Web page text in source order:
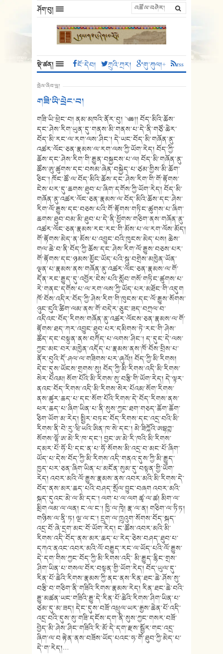
ཤོག་བུ།
སྡེ་ཚན། ངོ་དེབ། ཀྲུའི་ཀྲར། གུ་ཀུལ།+ rss
སྤེལ་ཞིབ་ཕྲ།
གཟི་ཡི་ཕྲེང་བ།
གཟི་ཡི་ཕྲེང་བ། ནམ་མཁའི་ནོར་བུ། ༄༅།། བོད་མིའི་ཆོས་
དང་ཤེས་རིག་ཡུན་དུ་གནས་མི་གནས་པ་དེ་ནི་གཙོ་ཆེར་
བོད་མི་རང་ལ་རག་ལས་ཤིང་། དེ་ཡང་བོད་མི་གཞོན་ནུ་
འཚར་ལོང་ཅན་རྣམས་ལ་རག་ལས་ཀྱི་ཡོག་རེད། བོད་ཀྱི་
ཆོས་དང་ཤེས་རིག་གི་རྒྱུན་བསྐྱངས་པ་ལ། བོད་མི་གཞོན་ནུ་
ཚོས་ཨུ་ཚུགས་དང་བསམ་ཞེན་བསྐྱེད་པ་ཙམ་གྱིས་མི་ཆོག་
ཅིང་། ཁོང་ཚོ་ལ་བོད་མིའི་ཆོས་དང་ཤེས་རིག་གི་གོ་རྟོགས་
ངེས་པར་དུ་ཆགས་ཐུབ་པ་ཞིག་དགོས་ཀྱི་ཡོག་རེད། བོད་མི་
གཞོན་ནུ་འཚར་ལོང་ཅན་རྣམས་ལ་བོད་མིའི་ཆོས་དང་ཤེས་
རིག་ལོ་རྒྱུས་དང་བཅས་པའི་གོ་རྟོགས་གཏིང་ཚུགས་པ་ཞིག་
ཆགས་ཐུབ་བམ་མི་ཐུབ་པ་དེ་ནི་ཕྱོགས་གཅིག་ནས་གཞོན་ནུ་
འཚར་ལོང་ཅན་རྣམས་རང་རང་གི་མོས་པ་ལ་རག་ལོས་མོད།
གོ་རྟོགས་མེད་ན་མོས་པ་འབྱུང་བའི་ཁུངས་མེད་པས། ཆེས་
གལ་ཆེ་བ་ནི་བོད་ཀྱི་ཆོས་དང་ཤེས་རིག་ལོ་རྒྱུས་བཅས་པར་
གོ་རྟོགས་དང་ཉམས་མྱོང་ཡོད་པའི་སྐུ་བགྲེས་མཁྱེན་ཡོན་
ལྡན་པ་རྣམས་ནས་གཞོན་ནུ་འཚར་ལོང་ཅན་རྣམས་ལ་གོ་
དོན་རང་རྒྱུད་དུ་འབྱོར་ངེས་པའི་སློབ་གསོ་གཏིང་ཚུགས་པ་
རེ་གནང་དགོས་པ་ལ་རག་ལས་ཀྱི་ཡོད་པར་མཐོང་གི་འདུག
ཁོ་བོས་འདིར་བོད་ཀྱི་ཤེས་རིག་གི་ཁུངས་དང་ལོ་རྒྱུས་སོགས་
ཉུང་ངུའི་ཚིག་ལམ་ནས་གོ་བདེར་ཅུང་ཟད་བཀྲལ་བ་
འདིའང་བོད་རིགས་གཞོན་ནུ་འཚར་ལོངས་ཅན་རྣམས་ལ་གོ་
རྟོགས་ཐད་ཀར་འབྱུང་ཐུབ་པར་དམིགས་ཏེ་རང་གི་ཤེས་
ཚོད་དང་བསྟུན་ནས་བཀོད་པ་ལགས་ཤིང་། ད་དུང་དེ་ལས་
ཀྱང་མང་བར་མཁྱེན་འདོད་པ་རྣམས་ནས་ཁོ་བོས་བྲིས་པ་
ནོར་བུའི་དོ་ཤལ་ལ་གཟིགས་པར་ཞུའོ།། བོད་ཀྱི་མི་རིགས།
དེང་དུས་ཡོངས་གྲགས་སུ། བོད་ཀྱི་མི་རིགས་འདི་མི་རིགས་
སེར་པོའམ། སོག་པོའི་མི་རིགས་སུ་བརྩི་གི་ཡོག་རེད། དེ་ལྟར་
ནའང་བོད་རིགས་འདི་མི་རིགས་སེར་པོའམ་སོག་རིགས་
ནས་ཚུར་ཆད་པ་དང་སོག་པོའི་རིགས་དེ་བོད་རིགས་ནས་
ཕར་ཆད་པ་ཞིག་ཡིན་པ་ནི་སུས་ཀྱང་ཐག་གཅད་ཆོག་ཆོག་
ཅིག་ཡོག་མ་རེད། སྤྱིར་བཏང་བོད་རིགས་དང་འདྲ་བའི་མི་
རིགས་ནི་བེ་རུ་ཝི་ཡའི་ཨིན་ཁ་སེ་དང་། མེ་ཟིཀྐོའི་ཨབྷཀྵ་
སོགས་ལྷོ་ཨ་མེ་རི་ཁ་དང་། བྱང་ཨ་མེ་རི་ཁའི་མི་རིགས་
དམར་པོ་ཧོ་པི་དང་ན་པ་ཧོ་སོགས་མི་འདྲ་བ་མང་པོ་ཞིག་
ཡོད་པ་དེས་བོད་ཀྱི་མི་རིགས་འདི་གནའ་དུས་ཀྱི་མི་རྒྱུད་
ཁྱད་པར་ཅན་ཞིག་ཡིན་པ་མངོན་སུམ་དུ་བསྟན་གྱི་ཡོག་
རེད། འབར་མའི་ལོ་རྒྱུས་རྣམས་ནས་འབར་མའི་མི་རིགས་དེ་
བོད་ནས་མར་ཆད་པའི་བཤད་སྲོལ་བྱུང་བཞག འབར་མའི་
སྐད་དུའང་མེ་ལ་མི་དང་། ལག་པ་ལ་ལག ཚྭ་ལ་ཚ། མིག་ལ་
མྲིག ལམ་ལ་ལན། ང་ལ་ང་། ཁྱི་ལ་ཁྭེ། རྣ་ལ་ན། གཅིག་ལ་ཏིཏ།
གཉིས་ལ་ནཱི་ཏ། ལྔ་ལ་ང་། དྲུག་ལ་ཁྲུའུག་སོགས་བོད་སྐད་
འདྲ་བོ་ཞེ་དྲག་མང་བོ་ཡོག་རེད། ང་ཚོས་འབར་མའི་མི་
རིགས་འདི་བོད་ནས་མར་ཆད་པ་རེད་ཅེས་བཤད་ཐུབ་པ་
དཀའ་ནའང་འབར་མའི་ལོ་བརྒྱུད་རང་ལ་ཡོད་པའི་ལོ་རྒྱུས་
དེ་དག་གིས་ཀྱང་བོད་ཀྱི་མི་རིགས་འདི་ མི་རྒྱུད་རྙིང་གྲས་
ཤིག་ཡིན་པ་གསལ་བོར་བསྟན་གྱི་ཡོག་རེད། བོད་ཡུལ་དུ་
རིན་པོ་ཆེའི་རིགས་རྣམས་ཀྱི་ནང་ནས་རིན་ཐང་ཆེ་ཤོས་སུ་
བརྩི་བ་གཅིག་ནི་གཟིའི་རིགས་རྣམས་རེད། རིན་ཐང་ཆེ་བའི་
རྒྱུ་མཚན་ཡང་གཟིའི་རྒྱུ་དེ་རིན་པོ་ཆེའི་རིགས་ཤིག་ཡིན་པ་
ཙམ་དུ་མ་ཟད། དེང་དུས་བཟོ་འཕྲུལ་ཡར་རྒྱས་ཆེན་པོ་འདི་
འདྲ་བའི་དུས་སུ་གཟི་དངོས་དག་ནི་སུས་ཀྱང་གསར་བཟོ་
བྱེད་མི་ཤེས་ཤིང་གཟིའི་རི་མོ་དེ་དག་རྫས་སྦྱོར་གང་འདྲ་
ཞིག་ལ་བ རྟེན་ནས་བཟོས་ཡོད་པའང་ཧ་གོ་ཐུབ་ཀྱི་མེད་པ་
དེ་ག་རེད།…